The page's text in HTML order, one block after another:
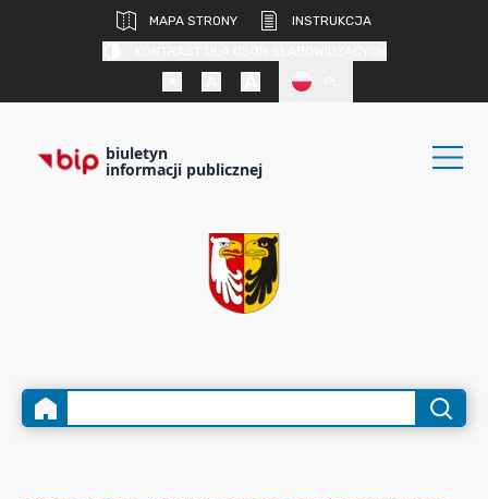
MAPA STRONY
INSTRUKCJA
biuletyn
informacji publicznej